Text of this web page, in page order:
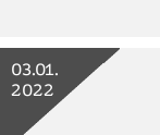
03.01.
2022